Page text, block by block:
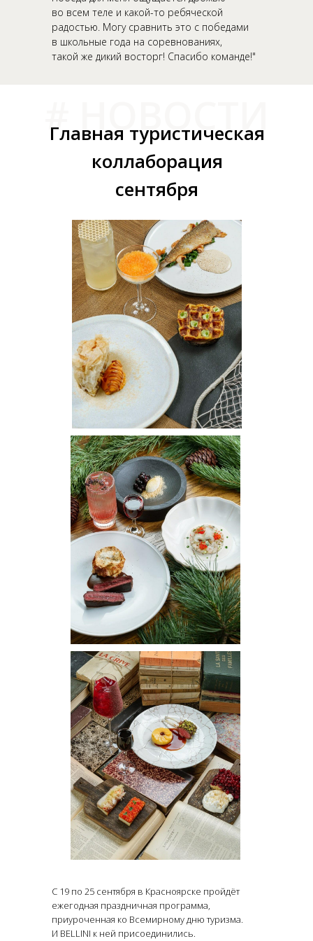
во всем теле и какой-то ребяческой
радостью. Могу сравнить это с победами
в школьные года на соревнованиях,
такой же дикий восторг! Спасибо команде!"
# НОВОСТИ
Главная туристическая
коллаборация
сентября
С 19 по 25 сентября в Красноярске пройдёт
ежегодная праздничная программа,
приуроченная ко Всемирному дню туризма.
И BELLINI к ней присоединились.